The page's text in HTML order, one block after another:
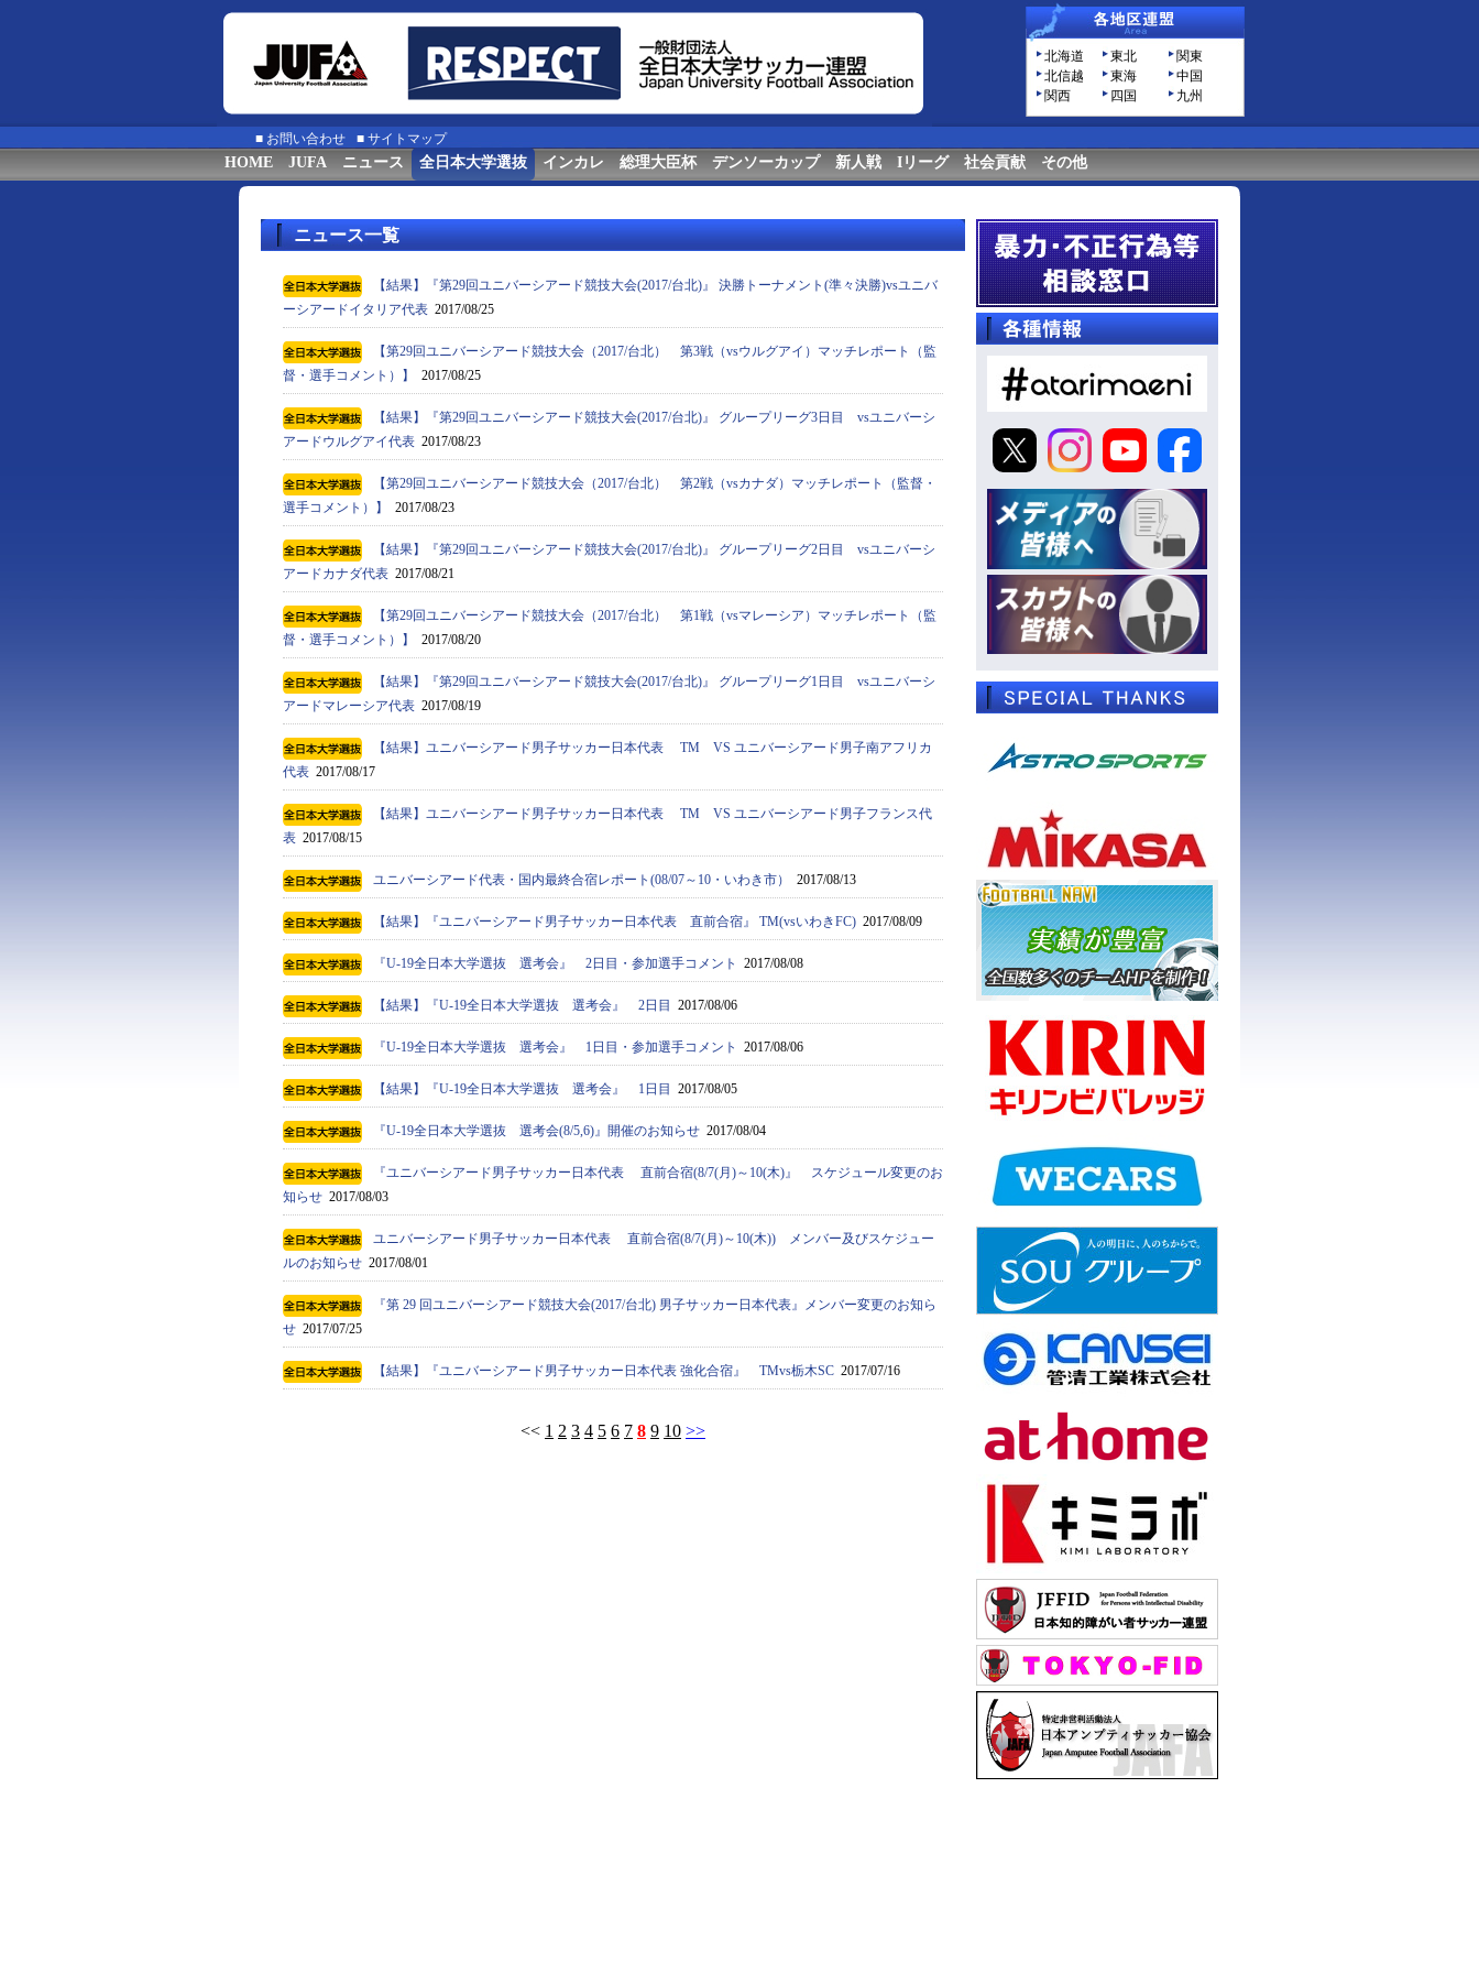
北海道 東北
関東
北信越
東海
中国
関西
四国 九州
■ お問い合わせ ■ サイトマップ
HOME JUFA ニュース 全日本大学選抜 インカレ 総理大臣杯 デンソーカップ 新人戦 Iリーグ 社会貢献 その他
ニュース一覧
【結果】『第29回ユニバーシアード競技大会(2017/台北)』 決勝トーナメント(準々決勝)vsユニバ
ーシアードイタリア代表 2017/08/25
【第29回ユニバーシアード競技大会（2017/台北） 第3戦（vsウルグアイ）マッチレポート（監
督・選手コメント）】
2017/08/25
【結果】『第29回ユニバーシアード競技大会(2017/台北)』 グループリーグ3日目 vsユニバーシ
アードウルグアイ代表 2017/08/23
【第29回ユニバーシアード競技大会（2017/台北） 第2戦（vsカナダ）マッチレポート（監督・
選手コメント）】
2017/08/23
【結果】『第29回ユニバーシアード競技大会(2017/台北)』 グループリーグ2日目 vsユニバーシ
アードカナダ代表 2017/08/21
【第29回ユニバーシアード競技大会（2017/台北） 第1戦（vsマレーシア）マッチレポート（監
督・選手コメント）】
2017/08/20
【結果】『第29回ユニバーシアード競技大会(2017/台北)』 グループリーグ1日目 vsユニバーシ
アードマレーシア代表 2017/08/19
【結果】ユニバーシアード男子サッカー日本代表 TM VS ユニバーシアード男子南アフリカ
代表 2017/08/17
【結果】ユニバーシアード男子サッカー日本代表 TM VS ユニバーシアード男子フランス代
表 2017/08/15
ユニバーシアード代表・国内最終合宿レポート(08/07～10・いわき市） 2017/08/13
【結果】『ユニバーシアード男子サッカー日本代表 直前合宿』 TM(vsいわきFC) 2017/08/09
『U-19全日本大学選抜 選考会』 2日目・参加選手コメント 2017/08/08
【結果】『U-19全日本大学選抜 選考会』 2日目 2017/08/06
『U-19全日本大学選抜 選考会』 1日目・参加選手コメント 2017/08/06
【結果】『U-19全日本大学選抜 選考会』 1日目 2017/08/05
『U-19全日本大学選抜 選考会(8/5,6)』開催のお知らせ 2017/08/04
『ユニバーシアード男子サッカー日本代表 直前合宿(8/7(月)～10(木)』 スケジュール変更のお
知らせ 2017/08/03
ユニバーシアード男子サッカー日本代表 直前合宿(8/7(月)～10(木)) メンバー及びスケジュー
ルのお知らせ 2017/08/01
『第 29 回ユニバーシアード競技大会(2017/台北) 男子サッカー日本代表』メンバー変更のお知ら
せ 2017/07/25
【結果】『ユニバーシアード男子サッカー日本代表 強化合宿』 TMvs栃木SC 2017/07/16
<< 1 2 3 4 5 6 7 8 9 10 >>